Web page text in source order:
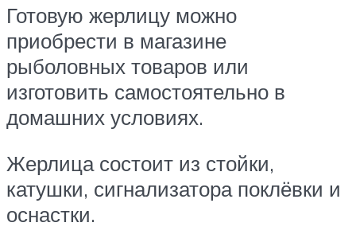
Готовую жерлицу можно
приобрести в магазине
рыболовных товаров или
изготовить самостоятельно в
домашних условиях.
Жерлица состоит из стойки,
катушки, сигнализатора поклёвки и
оснастки.